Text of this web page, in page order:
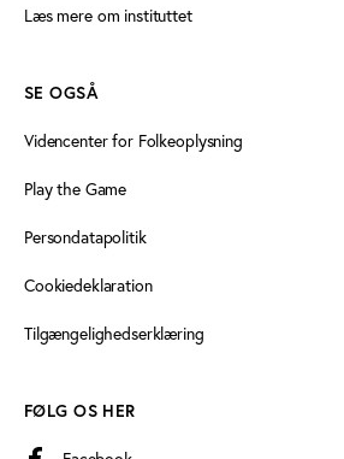
Læs mere om instituttet
SE OGSÅ
Videncenter for Folkeoplysning
Play the Game
Persondatapolitik
Cookiedeklaration
Tilgængelighedserklæring
FØLG OS HER